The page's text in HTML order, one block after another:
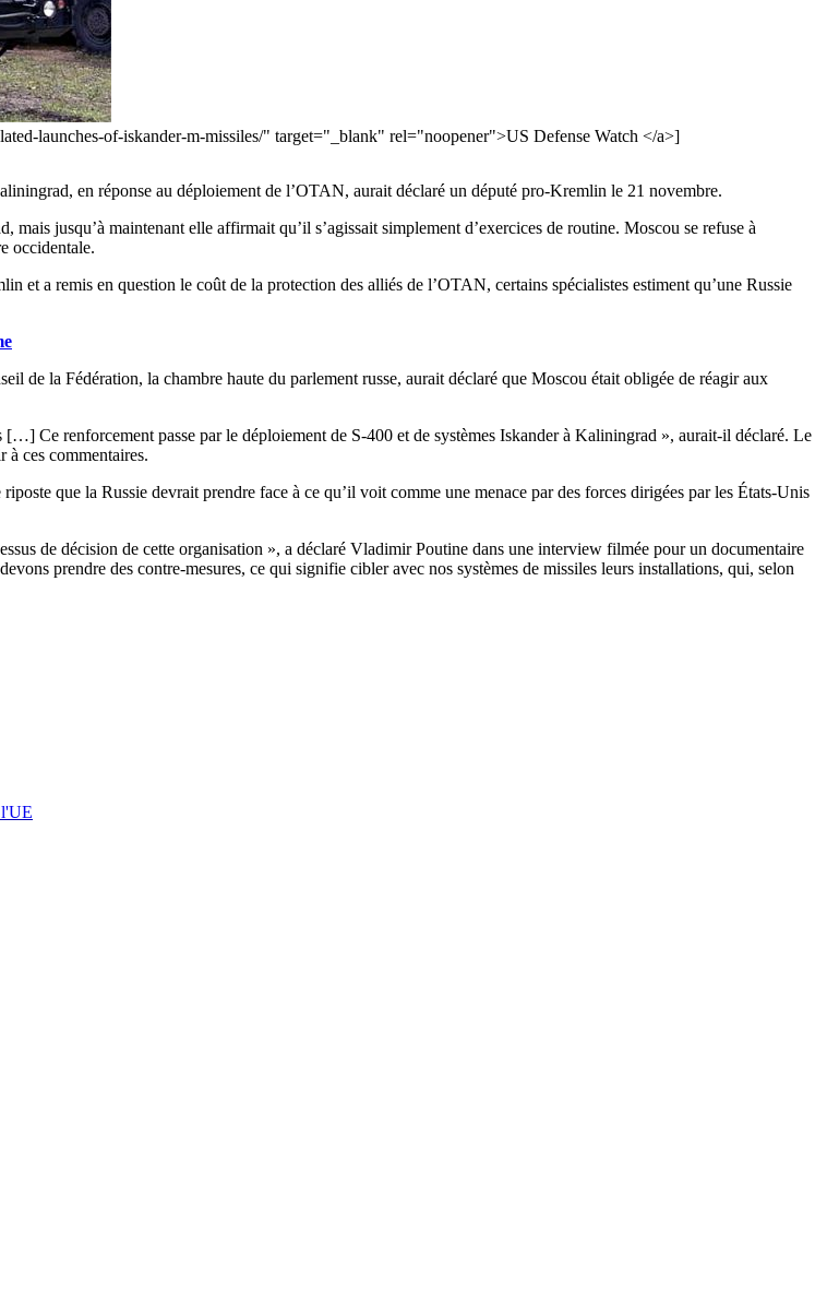
launches-of-iskander-m-missiles/" target="_blank" rel="noopener">US Defense Watch </a>]
en réponse au déploiement de l’OTAN, aurait déclaré un député pro-Kremlin le 21 novembre.
jusqu’à maintenant elle affirmait qu’il s’agissait simplement d’exercices de routine. Moscou se refuse à
occidentale.
et a remis en question le coût de la protection des alliés de l’OTAN, certains spécialistes estiment qu’une Russie
de la Fédération, la chambre haute du parlement russe, aurait déclaré que Moscou était obligée de réagir aux
Ce renforcement passe par le déploiement de S-400 et de systèmes Iskander à Kaliningrad », aurait-il déclaré. Le
à ces commentaires.
que la Russie devrait prendre face à ce qu’il voit comme une menace par des forces dirigées par les États-Unis
de décision de cette organisation », a déclaré Vladimir Poutine dans une interview filmée pour un documentaire
prendre des contre-mesures, ce qui signifie cibler avec nos systèmes de missiles leurs installations, qui, selon
l'UE